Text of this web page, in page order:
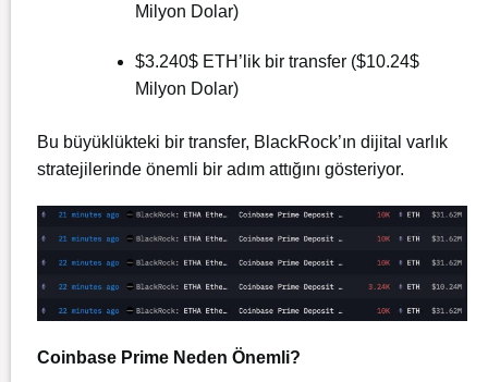
Milyon Dolar)
$3.240$ETH’lik bir transfer ($10.24$
Milyon Dolar)
Bu büyüklükteki bir transfer, BlackRock’ın dijital varlık
stratejilerinde önemli bir adım attığını gösteriyor.
Coinbase Prime Neden Önemli?